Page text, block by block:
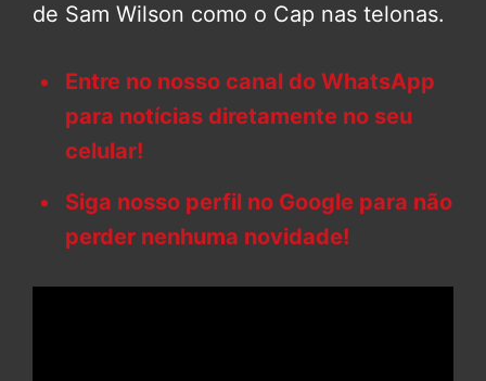
de Sam Wilson como o Cap nas telonas.
Entre no nosso canal do WhatsApp
para notícias diretamente no seu
celular!
Siga nosso perfil no Google para não
perder nenhuma novidade!